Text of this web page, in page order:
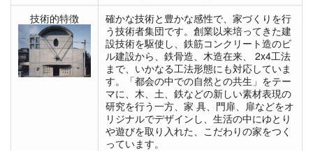
技術的特徴
確かな技術と豊かな感性で、家づくりを行
う技術者集団です。創業以来培ってきた建
設技術を駆使し、鉄筋コンクリート造のビ
ル建設から、鉄骨造、木造在来、 2x4工法
まで、いかなる工法形態にも対応していま
す。「都会の中での自然との共生」をテー
マに、木、土、鉄などの新しい素材表現の
研究を行う一方、家 具、門扉、扉などをオ
リジナルでデザインし、生活の中にゆとり
や遊びを取り入れた、こだわりの家をつく
っています。